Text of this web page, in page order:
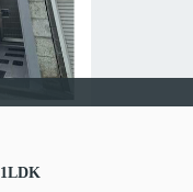
1LDK